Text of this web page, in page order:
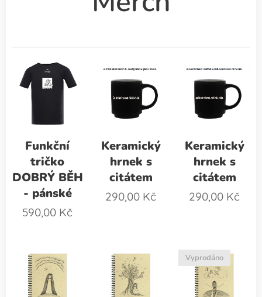
Funkční
tričko
DOBRÝ BĚH
- pánské
590,00 Kč
Keramický
hrnek s
citátem
290,00 Kč
Keramický
hrnek s
citátem
290,00 Kč
Vyprodáno